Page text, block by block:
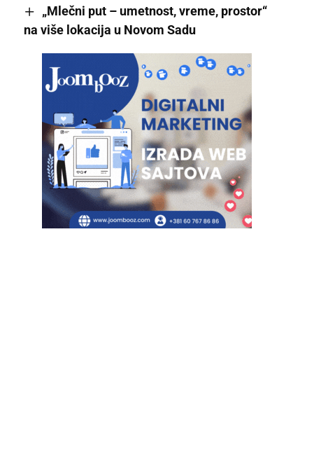
„Mlečni put – umetnost, vreme, prostor“
na više lokacija u Novom Sadu